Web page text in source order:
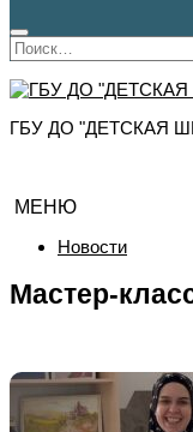
Найти:
ГБУ ДО "ДЕТСКАЯ
МЕНЮ
Новости
Мастер-